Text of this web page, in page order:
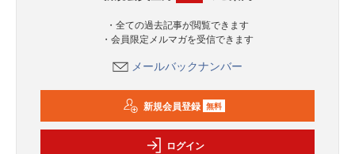
・全ての過去記事が閲覧できます
・会員限定メルマガを受信できます
メールバックナンバー
新規会員登録 無料
ログイン